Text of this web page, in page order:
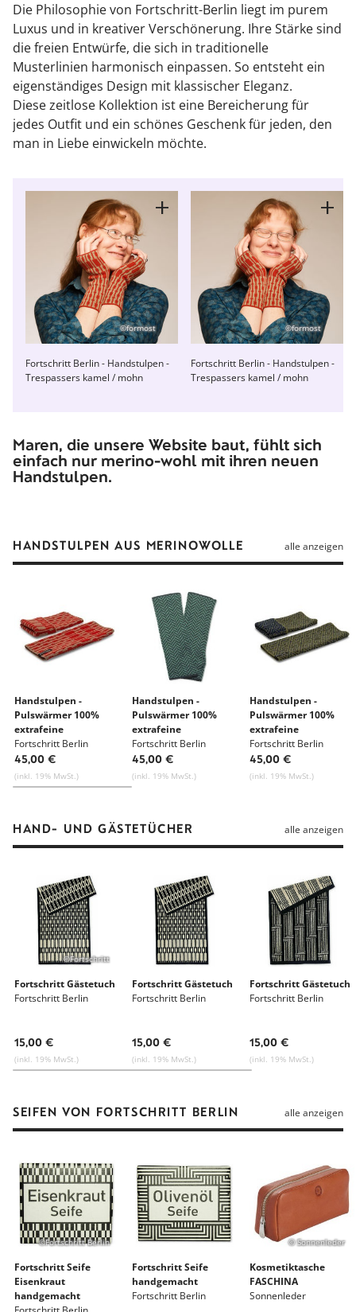
Die Philosophie von Fortschritt-Berlin liegt im purem
Luxus und in kreativer Verschönerung. Ihre Stärke sind
die freien Entwürfe, die sich in traditionelle
Musterlinien harmonisch einpassen. So entsteht ein
eigenständiges Design mit klassischer Eleganz.
Diese zeitlose Kollektion ist eine Bereicherung für
jedes Outfit und ein schönes Geschenk für jeden, den
man in Liebe einwickeln möchte.
©formost
Fortschritt Berlin - Handstulpen -
Trespassers kamel / mohn
©formost
Fortschritt Berlin - Handstulpen -
Trespassers kamel / mohn
Maren, die unsere Website baut, fühlt sich
einfach nur merino-wohl mit ihren neuen
Handstulpen.
HANDSTULPEN AUS MERINOWOLLE alle anzeigen
Handstulpen -
Pulswärmer 100%
extrafeine
Merinowolle
Fortschritt Berlin
45,00 €
(inkl. 19% MwSt.)
Handstulpen -
Pulswärmer 100%
extrafeine
Merinowolle
Fortschritt Berlin
45,00 €
(inkl. 19% MwSt.)
Handstulpen -
Pulswärmer 100%
extrafeine
Merinowolle
Fortschritt Berlin
45,00 €
(inkl. 19% MwSt.)
HAND- UND GÄSTETÜCHER alle anzeigen
©Fortschritt
Fortschritt Gästetuch
Fortschritt Berlin
15,00 €
(inkl. 19% MwSt.)
Fortschritt Gästetuch
Fortschritt Berlin
15,00 €
(inkl. 19% MwSt.)
Fortschritt Gästetuch
Fortschritt Berlin
15,00 €
(inkl. 19% MwSt.)
SEIFEN VON FORTSCHRITT BERLIN alle anzeigen
©Fortschritt Berlin
Fortschritt Seife
Eisenkraut
handgemacht
Fortschritt Seife
handgemacht
Fortschritt Berlin
© Sonnenleder
Kosmetiktasche
FASCHINA
Sonnenleder